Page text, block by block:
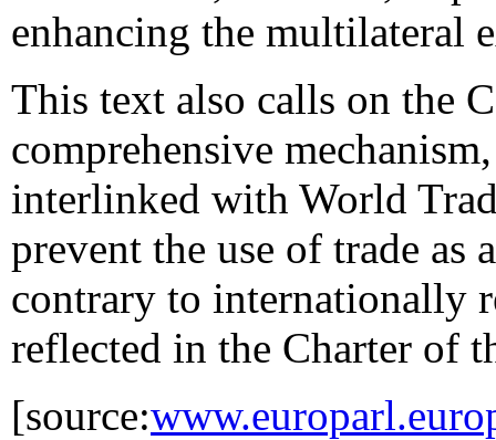
enhancing the multilateral
This text also calls on the
comprehensive
interlinked with World
prevent the use of trade
contrary to internationally
reflected in the Charter of
[source: